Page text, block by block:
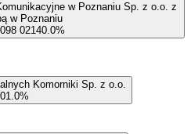
w Poznaniu Sp. z o.o. z
w Poznaniu
02140.0%
Komorniki Sp. z o.o.
1.0%